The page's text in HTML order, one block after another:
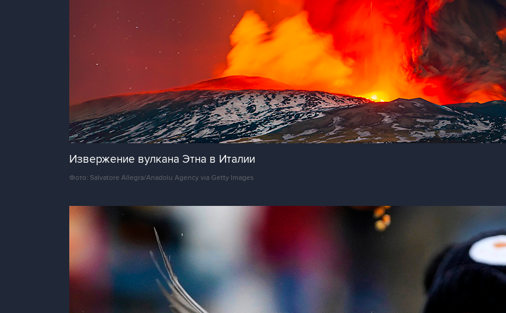
Извержение вулкана Этна в Италии
Фото: Salvatore Allegra/Anadolu Agency via Getty Images